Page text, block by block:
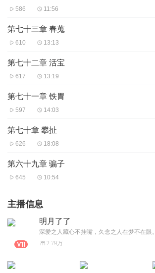
586 11:56
第七十三章 春蒐
610 13:13
第七十二章 活宝
617 13:19
第七十一章 铁胃
597 14:03
第七十章 攀扯
626 18:08
第六十九章 骗子
645 10:54
主播信息
明月了了
深爱之人藏心不挂嘴，久念之人在梦不在眼。
2.79万